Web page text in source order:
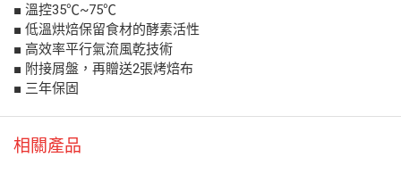
■ 溫控35℃~75℃
■ 低溫烘焙保留食材的酵素活性
■ 高效率平行氣流風乾技術
■ 附接屑盤，再贈送2張烤焙布
■ 三年保固
相關產品